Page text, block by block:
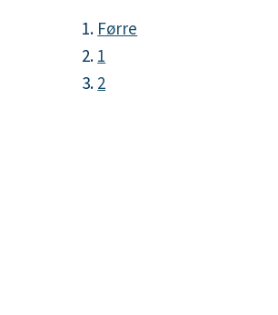
Førre
1
2